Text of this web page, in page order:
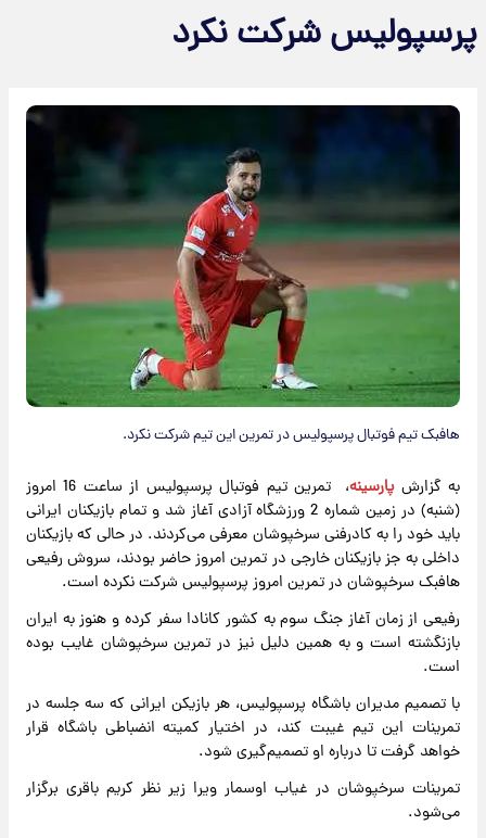
پرسپولیس شرکت نکرد
هافبک تیم فوتبال پرسپولیس در تمرین این تیم شرکت نکرد.
به گزارشپارسینه
، تمرین تیم فوتبال پرسپولیس از ساعت 16 امروز
(شنبه) در زمین شماره 2 ورزشگاه آزادی آغاز شد و تمام بازیکنان ایرانی
باید خود را به کادرفنی سرخپوشان معرفی می‌کردند. در حالی که بازیکنان
داخلی به جز بازیکنان خارجی در تمرین امروز حاضر بودند، سروش رفیعی
هافبک سرخپوشان در تمرین امروز پرسپولیس شرکت نکرده است.
رفیعی از زمان آغاز جنگ سوم به کشور کانادا سفر کرده و هنوز به ایران
بازنگشته است و به همین دلیل نیز در تمرین سرخپوشان غایب بوده
است.
با تصمیم مدیران باشگاه پرسپولیس، هر بازیکن ایرانی که سه جلسه در
تمرینات این تیم غیبت کند، در اختیار کمیته انضباطی باشگاه قرار
خواهد گرفت تا درباره او تصمیم‌گیری شود.
تمرینات سرخپوشان در غیاب اوسمار ویرا زیر نظر کریم باقری برگزار
می‌شود.